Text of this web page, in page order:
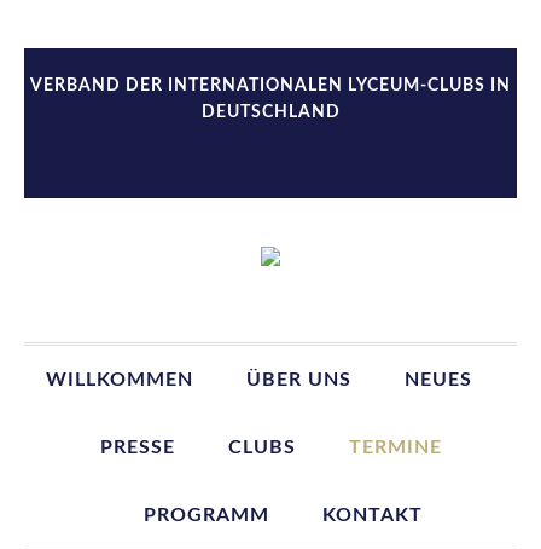
Hauptnavigation
springen
Inhalt
springen
Seitenspalte
springen
VERBAND DER INTERNATIONALEN LYCEUM-CLUBS IN
DEUTSCHLAND
WILLKOMMEN ÜBER UNS NEUES
PRESSE CLUBS TERMINE
PROGRAMM KONTAKT